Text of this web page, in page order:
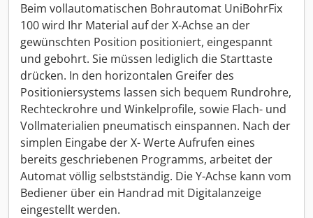
Beim vollautomatischen Bohrautomat UniBohrFix
100 wird Ihr Material auf der X-Achse an der
gewünschten Position positioniert, eingespannt
und gebohrt. Sie müssen lediglich die Starttaste
drücken. In den horizontalen Greifer des
Positioniersystems lassen sich bequem Rundrohre,
Rechteckrohre und Winkelprofile, sowie Flach- und
Vollmaterialien pneumatisch einspannen. Nach der
simplen Eingabe der X- Werte Aufrufen eines
bereits geschriebenen Programms, arbeitet der
Automat völlig selbstständig. Die Y-Achse kann vom
Bediener über ein Handrad mit Digitalanzeige
eingestellt werden.